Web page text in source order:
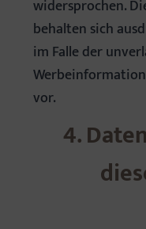
widersprochen.
behalten sich
im Falle der
vor.
4.